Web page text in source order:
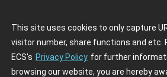
This site uses cookies to only capture
visitor number, share functions and etc.
ECS's Privacy Policy for further
browsing our website, you are hereby